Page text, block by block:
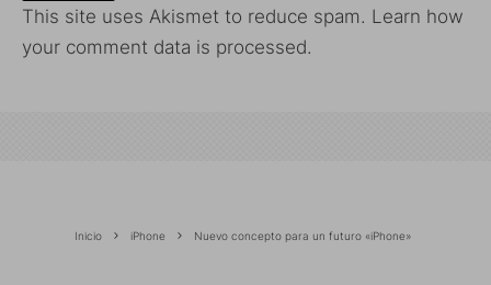
This site uses Akismet to reduce spam. Learn how
your comment data is processed.
Inicio iPhone Nuevo concepto para un futuro «iPhone»